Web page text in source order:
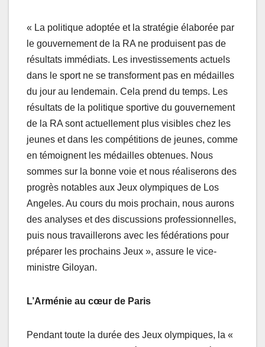
« La politique adoptée et la stratégie élaborée par
le gouvernement de la RA ne produisent pas de
résultats immédiats. Les investissements actuels
dans le sport ne se transforment pas en médailles
du jour au lendemain. Cela prend du temps. Les
résultats de la politique sportive du gouvernement
de la RA sont actuellement plus visibles chez les
jeunes et dans les compétitions de jeunes, comme
en témoignent les médailles obtenues. Nous
sommes sur la bonne voie et nous réaliserons des
progrès notables aux Jeux olympiques de Los
Angeles. Au cours du mois prochain, nous aurons
des analyses et des discussions professionnelles,
puis nous travaillerons avec les fédérations pour
préparer les prochains Jeux », assure le vice-
ministre Giloyan.
L’Arménie au cœur de Paris
Pendant toute la durée des Jeux olympiques, la «